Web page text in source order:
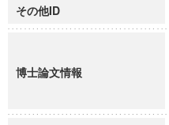
その他ID
博士論文情報